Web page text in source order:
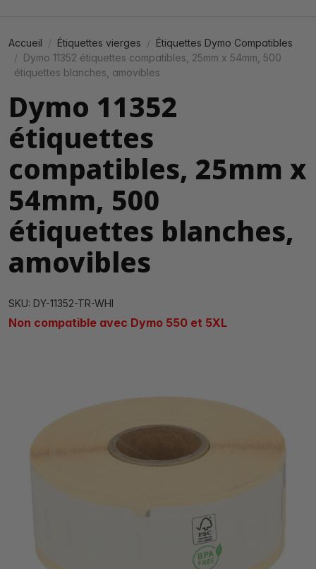
Accueil Étiquettes vierges
Étiquettes Dymo Compatibles
Dymo 11352 étiquettes compatibles, 25mm x 54mm, 500
étiquettes blanches, amovibles
Dymo 11352
étiquettes
compatibles, 25mm x
54mm, 500
étiquettes blanches,
amovibles
SKU: DY-11352-TR-WHI
Non compatible avec Dymo 550 et 5XL